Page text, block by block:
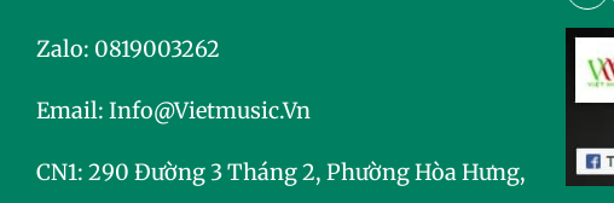
Zalo: 0819003262
Email: Info@vietmusic.vn
CN1: 290 Đường 3 Tháng 2, Phường Hòa Hưng,